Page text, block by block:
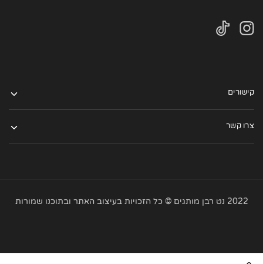
קישורים
צרו קשר
2022 נט רבן מותגים © כל הזכויות בעיצוב האתר ובתוכנו שמורות